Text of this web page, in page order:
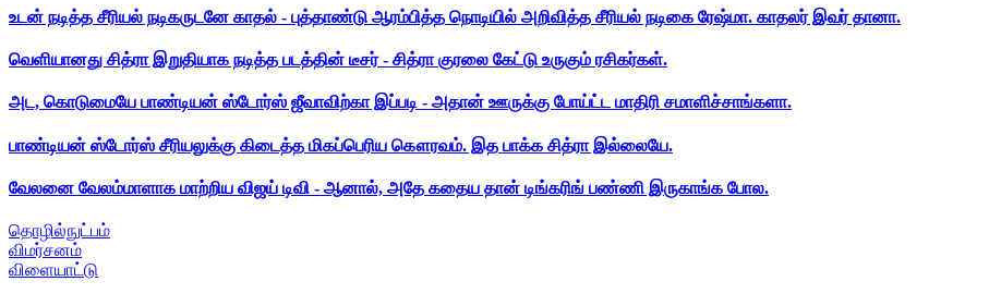
உடன் நடித்த சீரியல் நடிகருடனே காதல் - புத்தாண்டு ஆரம்பித்த நொடியில் அறிவித்த சீரியல் நடிகை ரேஷ்மா. காதலர் இவர் தானா.
வெளியானது சித்ரா இறுதியாக நடித்த படத்தின் டீசர் - சித்ரா குரலை கேட்டு உருகும் ரசிகர்கள்.
அட, கொடுமையே பாண்டியன் ஸ்டோர்ஸ் ஜீவாவிற்கா இப்படி - அதான் ஊருக்கு போய்ட்ட மாதிரி சமாளிச்சாங்களா.
பாண்டியன் ஸ்டோர்ஸ் சீரியலுக்கு கிடைத்த மிகப்பெரிய கௌரவம். இத பாக்க சித்ரா இல்லையே.
வேலனை வேலம்மாளாக மாற்றிய விஜய் டிவி - ஆனால், அதே கதைய தான் டிங்கரிங் பண்ணி இருகாங்க போல.
தொழில்நுட்பம்
விமர்சனம்
விளையாட்டு